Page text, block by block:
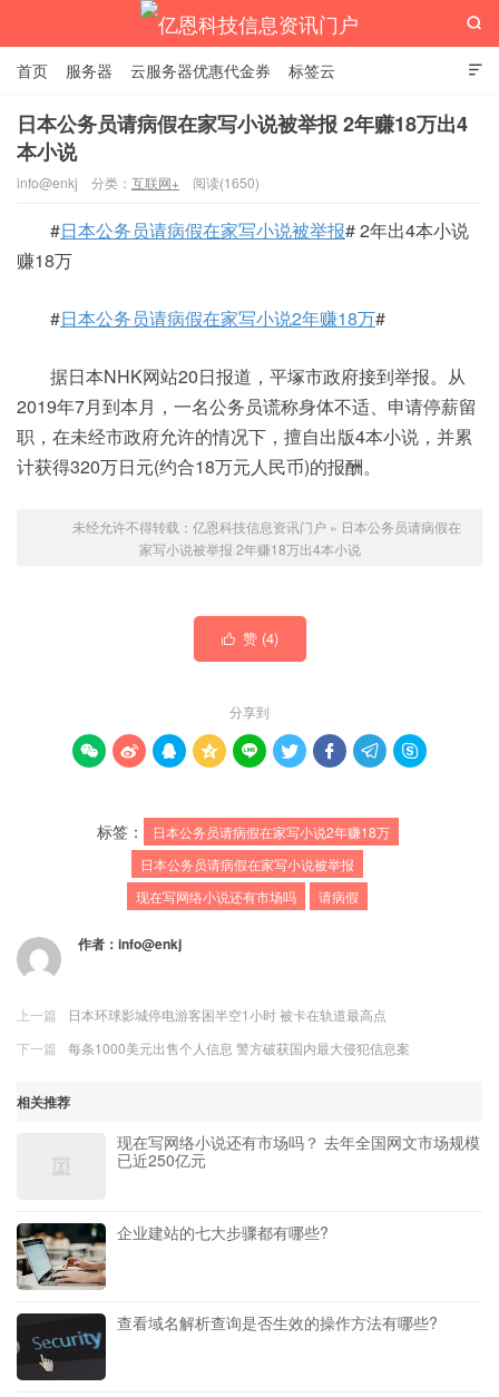
亿恩科技信息资讯门户

首页 服务器 云服务器优惠代金券 标签云

日本公务员请病假在家写小说被举报 2年赚18万出4
本小说
info@enkj 分类： 互联网+ 阅读(1650)
#日本公务员请病假在家写小说被举报# 2年出4本小说
赚18万
#日本公务员请病假在家写小说2年赚18万#
据日本NHK网站20日报道，平塚市政府接到举报。从
2019年7月到本月，一名公务员谎称身体不适、申请停薪留
职，在未经市政府允许的情况下，擅自出版4本小说，并累
计获得320万日元(约合18万元人民币)的报酬。
未经允许不得转载： 亿恩科技信息资讯门户 » 日本公务员请病假在
家写小说被举报 2年赚18万出4本小说
 赞 (4)
分享到
        
标签：
日本公务员请病假在家写小说2年赚18万
日本公务员请病假在家写小说被举报
现在写网络小说还有市场吗
请病假
作者： info@enkj
上一篇
日本环球影城停电游客困半空1小时 被卡在轨道最高点
下一篇
每条1000美元出售个人信息 警方破获国内最大侵犯信息案
相关推荐
现在写网络小说还有市场吗？ 去年全国网文市场规模
已近250亿元
企业建站的七大步骤都有哪些?
查看域名解析查询是否生效的操作方法有哪些?